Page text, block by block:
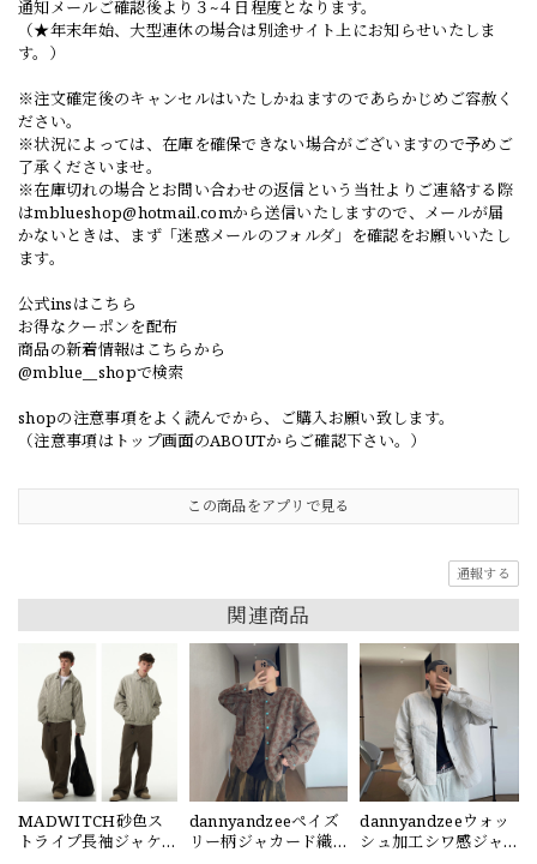
通知メールご確認後より３~４日程度となります。
（★年末年始、大型連休の場合は別途サイト上にお知らせいたしま
す。）
※注文確定後のキャンセルはいたしかねますのであらかじめご容赦く
ださい。
※状況によっては、在庫を確保できない場合がございますので予めご
了承くださいませ。
※在庫切れの場合とお問い合わせの返信という当社よりご連絡する際
はmblueshop@hotmail.comから送信いたしますので、メールが届
かないときは、まず「迷惑メールのフォルダ」を確認をお願いいたし
ます。
公式insはこちら
お得なクーポンを配布
商品の新着情報はこちらから
@mblue__shopで検索
shopの注意事項をよく読んでから、ご購入お願い致します。
（注意事項はトップ画面のABOUTからご確認下さい。）
この商品をアプリで見る
通報する
関連商品
MADWITCH砂色ス
トライプ長袖ジャケ
dannyandzeeペイズ
リー柄ジャカード織
dannyandzeeウォッ
シュ加工シワ感ジャ